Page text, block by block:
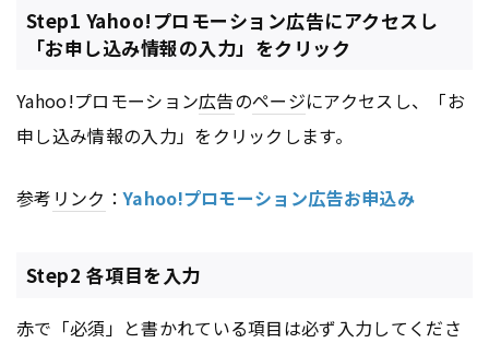
Step1 Yahoo!プロモーション広告にアクセスし
「お申し込み情報の入力」をクリック
Yahoo!プロモーション広告のページにアクセスし、「お
申し込み情報の入力」をクリックします。
参考 リンク ：Yahoo!プロモーション広告お申込み
Step2 各項目を入力
赤で「必須」と書かれている項目は必ず入力してくださ